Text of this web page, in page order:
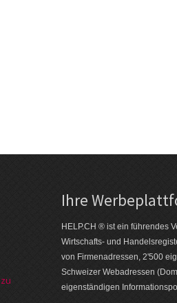
Ihre
HELP.CH ® ist ein führendes
Wirt­schafts- und
von Firmen­adressen, 2'500
Schweizer Web­adressen
eigen­ständigen